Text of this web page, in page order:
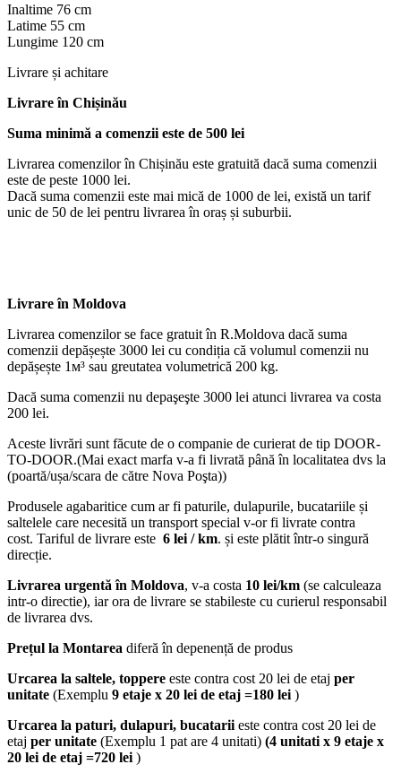
Inaltime 76 cm
Latime 55 cm
Lungime 120 cm
Livrare și achitare
Livrareîn Chișinău
Suma minimă a comenzii este de 500 lei
Livrarea comenzilor în Chișinău este gratuită dacă suma comenzii
este de peste 1000 lei.
Dacă suma comenzii este mai mică de 1000 de lei, există un tarif
unic de 50 de lei pentru livrarea în oraș și suburbii.
Livrare în Moldova
Livrarea comenzilor se face gratuit în R.Moldova dacă suma
comenzii depășește 3000 lei cu condiția că volumul comenzii nu
depășește 1м³ sau greutatea volumetrică 200 kg.
Dacă suma comenzii nu depaşeşte 3000 lei atunci livrarea va costa
200 lei.
Aceste livrări sunt făcute de o companie de curierat de tip DOOR-
TO-DOOR.(Mai exact marfa v-a fi livrată până în localitatea dvs la
(poartă/ușa/scara de către Nova Poşta))
Produsele agabaritice cum ar fi paturile, dulapurile, bucatariile și
saltelele care necesită un transport special v-or fi livrate contra
cost. Tariful de livrare este 6 lei / km. și este plătit într-o singură
direcție.
Livrarea urgentă în Moldova, v-a costa 10 lei/km (se calculeaza
intr-o directie), iar ora de livrare se stabileste cu curierul responsabil
de livrarea dvs.
Prețul la Montarea diferă în depenență de produs
Urcarea la saltele, toppere este contra cost 20 lei de etaj per
unitate (Exemplu 9 etaje x 20 lei de etaj =180 lei )
Urcarea la paturi, dulapuri, bucatarii este contra cost 20 lei de
etaj per unitate (Exemplu 1 pat are 4 unitati) (4 unitati x 9 etaje x
20 lei de etaj =720 lei )